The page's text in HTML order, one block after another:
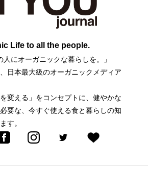
Life to all the people.
にオーガニックな暮らしを。」
日本最大級のオーガニックメディア
変える」をコンセプトに、健やかな
要な、今すぐ使える食と暮らしの知
す。